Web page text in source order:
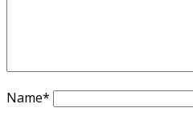
Name*